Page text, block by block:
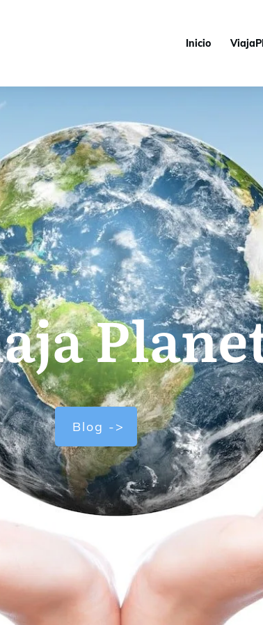
Inicio
Blog ->